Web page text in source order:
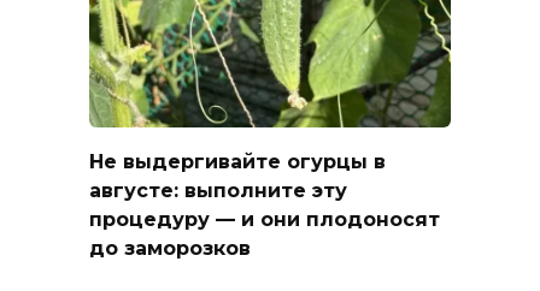
Не выдергивайте огурцы в
августе: выполните эту
процедуру — и они плодоносят
до заморозков